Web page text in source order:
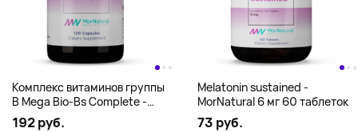
Комплекс витаминов группы
В Mega Bio-Bs Complete -
MorNatural 120 caps
192 руб.
Melatonin sustained -
MorNatural 6 мг 60 таблеток
73 руб.